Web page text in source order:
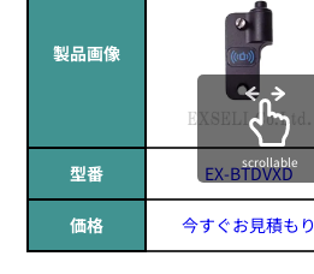
製品画像
型番 EX-BTDVXD
価格 今すぐお見積もり
scrollable